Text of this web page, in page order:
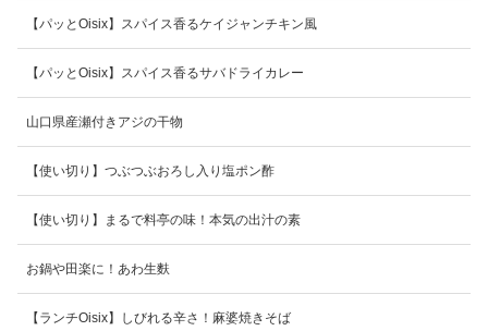
【パッとOisix】スパイス香るケイジャンチキン風
【パッとOisix】スパイス香るサバドライカレー
山口県産瀬付きアジの干物
【使い切り】つぶつぶおろし入り塩ポン酢
【使い切り】まるで料亭の味！本気の出汁の素
お鍋や田楽に！あわ生麩
【ランチOisix】しびれる辛さ！麻婆焼きそば